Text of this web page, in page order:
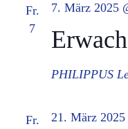
Fr.
7
7. März 2025
PHILIPPUS
Fr.
21. März